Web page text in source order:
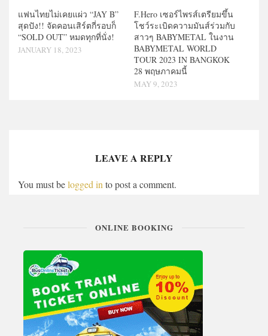
แฟนไทยไม่เคยแผ่ว “JAY B”
สุดปัง!! จัดคอนเสิร์ตกี่รอบก็
“SOLD OUT” หมดทุกที่นั่ง!
JANUARY 18, 2023
F.Hero เซอร์ไพรส์เตรียมขึ้น
โชว์ระเบิดความมันส์ร่วมกับ
สาวๆ BABYMETAL ในงาน
BABYMETAL WORLD
TOUR 2023 IN BANGKOK
28 พฤษภาคมนี้
MAY 9, 2023
LEAVE A REPLY
You must belogged in to post a comment.
ONLINE BOOKING